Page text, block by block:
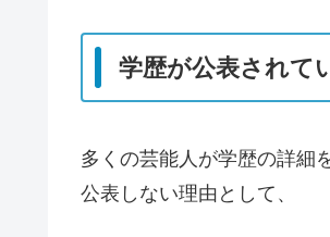
学歴が公表されて
多くの芸能人が学歴の詳細
公表しない理由として、